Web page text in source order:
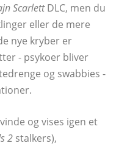
ScarlettDLC, men du
eller de mere
nye kryber er
- psykoer bliver
og swabbies -
og vises igen et
2 stalkers),